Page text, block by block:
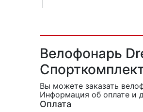
Велофонарь
Вы можете заказать
Информация об оплате и
Оплата